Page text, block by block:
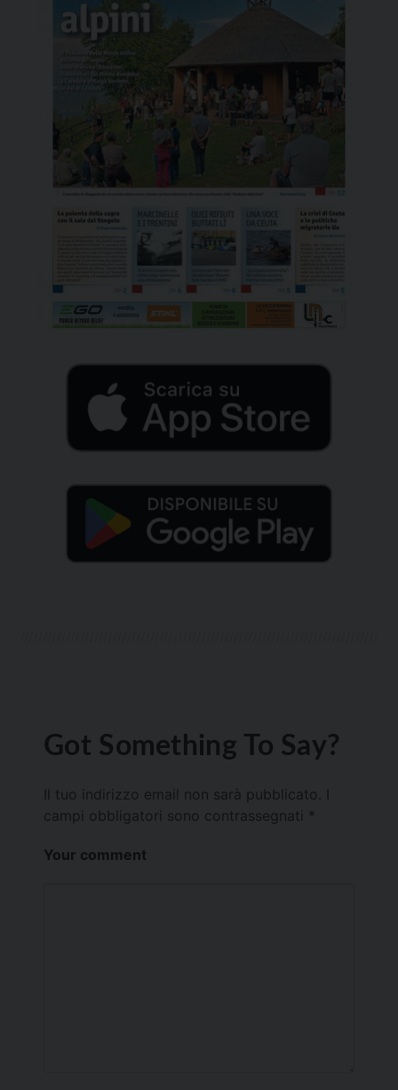
Got Something To Say?
Il tuo indirizzo email non sarà pubblicato.
campi obbligatori sono contrassegnati *
Your comment